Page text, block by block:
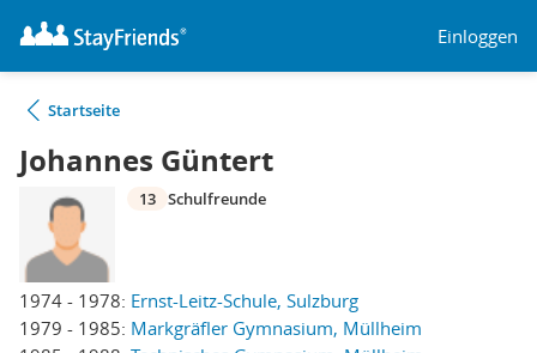
Einloggen
Startseite
Johannes Güntert
1974 - 1978: Ernst-Leitz-Schule, Sulzburg
1979 - 1985: Markgräfler Gymnasium, Müllheim
13 Schulfreunde